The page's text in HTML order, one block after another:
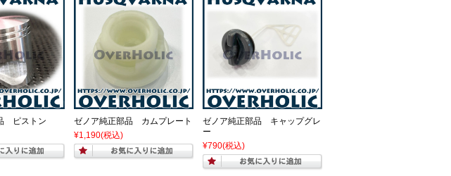
ピストン
ゼノア純正部品 カムプレート
¥1,190(税込)
ゼノア純正部品 キャップグレ
ー
¥790(税込)